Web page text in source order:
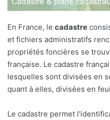
En France, le cadastre
et fichiers administratifs
propriétés foncières se
française. Le cadastre
lesquelles sont divisées en
quant à elles, divisées en
Le cadastre permet